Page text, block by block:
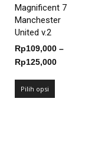
Magnificent 7
Manchester
United v.2
Rp109,000 –
Rp125,000Rentang
Pilih opsi